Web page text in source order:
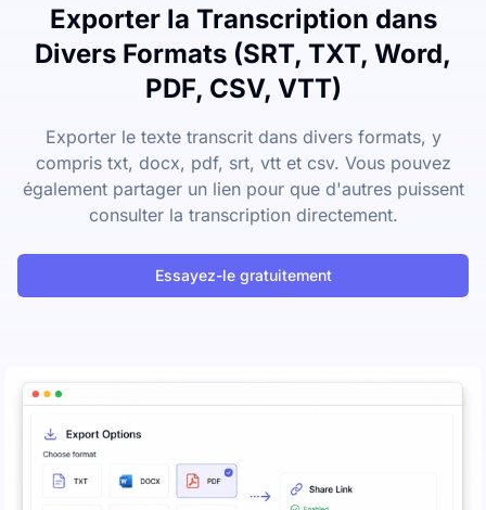
Exporter la Transcription dans
Divers Formats (SRT, TXT, Word,
PDF, CSV, VTT)
Exporter le texte transcrit dans divers formats, y
compris txt, docx, pdf, srt, vtt et csv. Vous pouvez
également partager un lien pour que d'autres puissent
consulter la transcription directement.
Essayez-le gratuitement